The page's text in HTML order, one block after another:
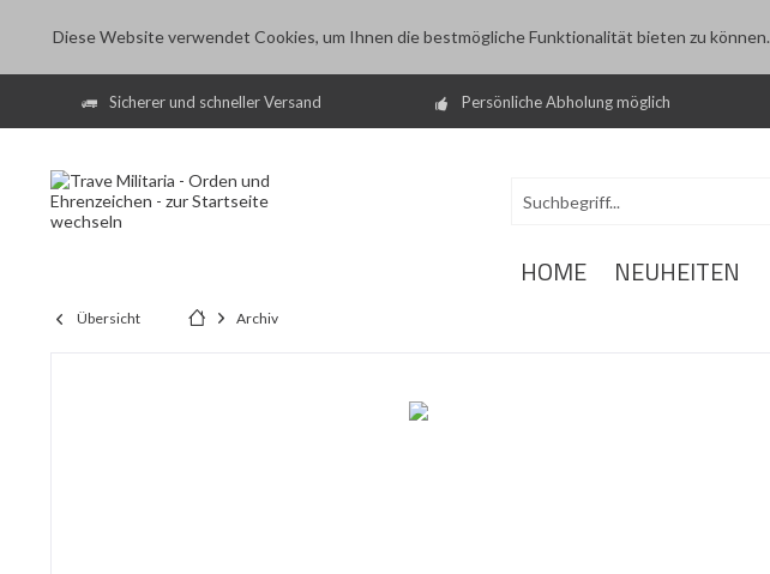
Diese Website verwendet Cookies, um Ihnen die bestmögliche Funktionalität bieten zu können.
Sicherer und schneller Versand Persönliche Abholung möglich
HOME NEUHEITEN
Übersicht Archiv